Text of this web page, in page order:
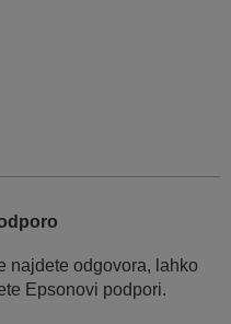
najdete odgovora, lahko
Epsonovi podpori.